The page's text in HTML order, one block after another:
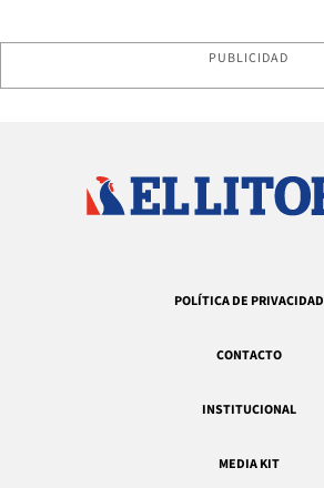
PUBLICIDAD
POLÍTICA DE PRIVACIDAD
CONTACTO
INSTITUCIONAL
MEDIA KIT